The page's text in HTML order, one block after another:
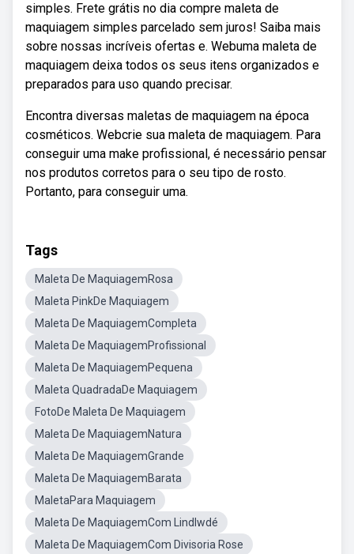
simples. Frete grátis no dia compre maleta de
maquiagem simples parcelado sem juros! Saiba mais
sobre nossas incríveis ofertas e. Webuma maleta de
maquiagem deixa todos os seus itens organizados e
preparados para uso quando precisar.
Encontra diversas maletas de maquiagem na época
cosméticos. Webcrie sua maleta de maquiagem. Para
conseguir uma make profissional, é necessário pensar
nos produtos corretos para o seu tipo de rosto.
Portanto, para conseguir uma.
Tags
Maleta De MaquiagemRosa
Maleta PinkDe Maquiagem
Maleta De MaquiagemCompleta
Maleta De MaquiagemProfissional
Maleta De MaquiagemPequena
Maleta QuadradaDe Maquiagem
FotoDe Maleta De Maquiagem
Maleta De MaquiagemNatura
Maleta De MaquiagemGrande
Maleta De MaquiagemBarata
MaletaPara Maquiagem
Maleta De MaquiagemCom Lindlwdé
Maleta De MaquiagemCom Divisoria Rose